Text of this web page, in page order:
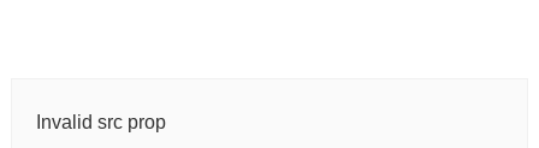
Invalid src prop